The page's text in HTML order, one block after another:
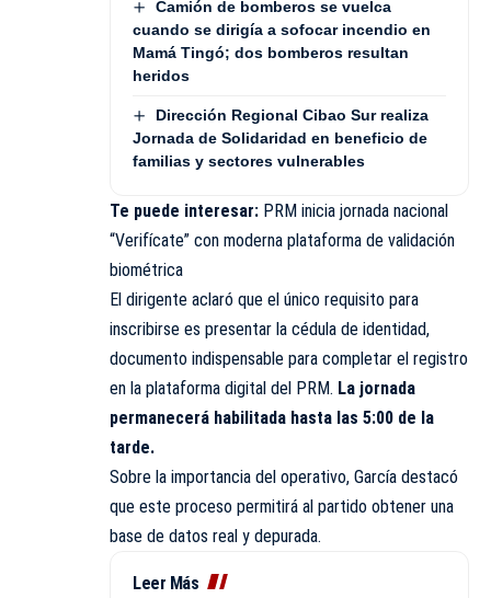
Camión de bomberos se vuelca
cuando se dirigía a sofocar incendio en
Mamá Tingó; dos bomberos resultan
heridos
Dirección Regional Cibao Sur realiza
Jornada de Solidaridad en beneficio de
familias y sectores vulnerables
Te puede interesar: PRM inicia jornada nacional
“Verifícate” con moderna plataforma de validación
biométrica
El dirigente aclaró que el único requisito para
inscribirse es presentar la cédula de identidad,
documento indispensable para completar el registro
en la plataforma digital del PRM. La jornada
permanecerá habilitada hasta las 5:00 de la
tarde.
Sobre la importancia del operativo, García destacó
que este proceso permitirá al partido obtener una
base de datos real y depurada.
Leer Más